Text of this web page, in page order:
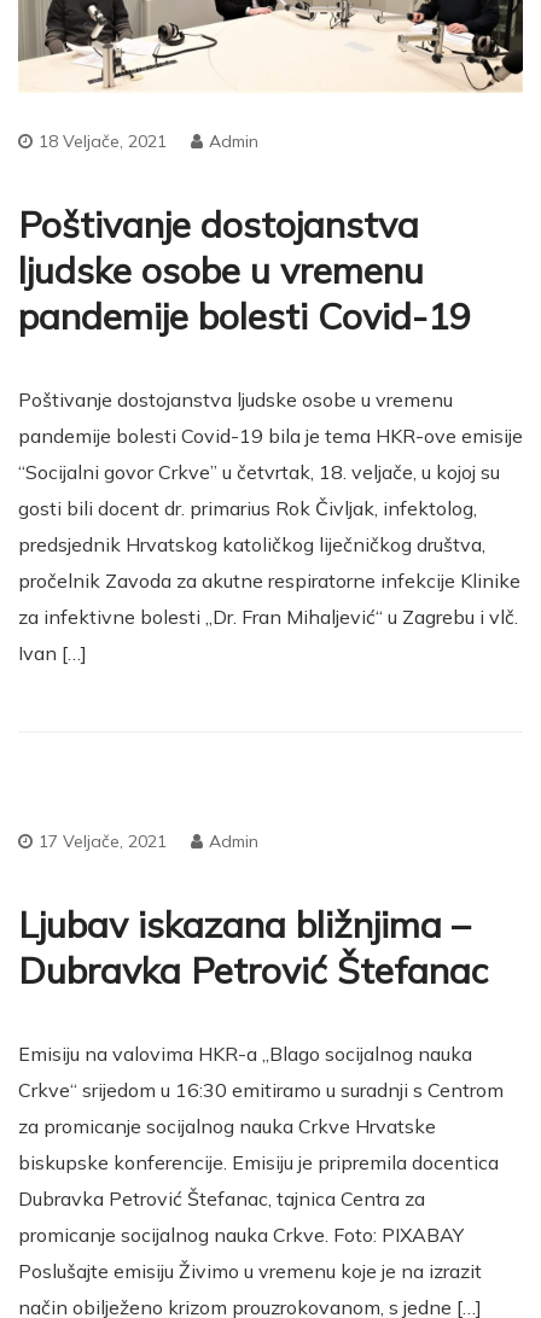
18 Veljače, 2021 Admin
Poštivanje dostojanstva
ljudske osobe u vremenu
pandemije bolesti Covid-19
Poštivanje dostojanstva ljudske osobe u vremenu
pandemije bolesti Covid-19 bila je tema HKR-ove emisije
“Socijalni govor Crkve” u četvrtak, 18. veljače, u kojoj su
gosti bili docent dr. primarius Rok Čivljak, infektolog,
predsjednik Hrvatskog katoličkog liječničkog društva,
pročelnik Zavoda za akutne respiratorne infekcije Klinike
za infektivne bolesti „Dr. Fran Mihaljević“ u Zagrebu i vlč.
Ivan […]
17 Veljače, 2021 Admin
Ljubav iskazana bližnjima –
Dubravka Petrović Štefanac
Emisiju na valovima HKR-a „Blago socijalnog nauka
Crkve“ srijedom u 16:30 emitiramo u suradnji s Centrom
za promicanje socijalnog nauka Crkve Hrvatske
biskupske konferencije. Emisiju je pripremila docentica
Dubravka Petrović Štefanac, tajnica Centra za
promicanje socijalnog nauka Crkve. Foto: PIXABAY
Poslušajte emisiju Živimo u vremenu koje je na izrazit
način obilježeno krizom prouzrokovanom, s jedne […]